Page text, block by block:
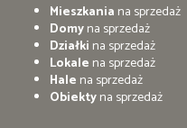
Mieszkania na sprzedaż
Domyna sprzedaż
Działki na sprzedaż
Lokale na sprzedaż
Hale na sprzedaż
Obiektyna sprzedaż